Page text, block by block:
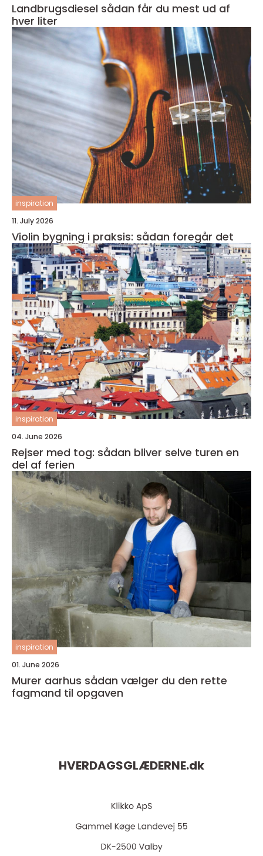
Landbrugsdiesel sådan får du mest ud af
hver liter
inspiration
11. July 2026
Violin bygning i praksis: sådan foregår det
inspiration
04. June 2026
Rejser med tog: sådan bliver selve turen en
del af ferien
inspiration
01. June 2026
Murer aarhus sådan vælger du den rette
fagmand til opgaven
HVERDAGSGLÆDERNE.dk